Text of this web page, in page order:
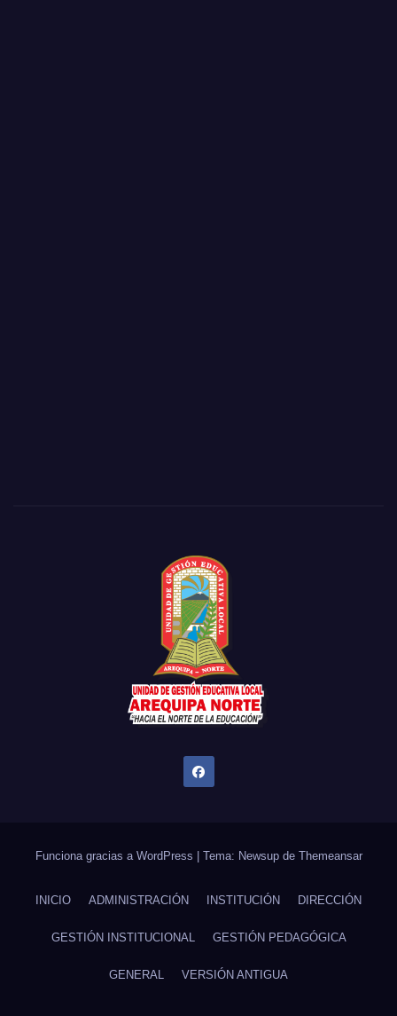
Funciona gracias a WordPress | Tema: Newsup de Themeansar
INICIO ADMINISTRACIÓN INSTITUCIÓN DIRECCIÓN
GESTIÓN INSTITUCIONAL GESTIÓN PEDAGÓGICA
GENERAL VERSIÓN ANTIGUA